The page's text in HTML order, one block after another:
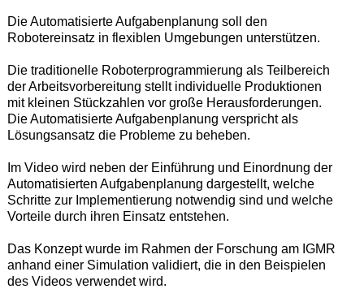
Die Automatisierte Aufgabenplanung soll den
Robotereinsatz in flexiblen Umgebungen unterstützen.
Die traditionelle Roboterprogrammierung als Teilbereich
der Arbeitsvorbereitung stellt individuelle Produktionen
mit kleinen Stückzahlen vor große Herausforderungen.
Die Automatisierte Aufgabenplanung verspricht als
Lösungsansatz die Probleme zu beheben.
Im Video wird neben der Einführung und Einordnung der
Automatisierten Aufgabenplanung dargestellt, welche
Schritte zur Implementierung notwendig sind und welche
Vorteile durch ihren Einsatz entstehen.
Das Konzept wurde im Rahmen der Forschung am IGMR
anhand einer Simulation validiert, die in den Beispielen
des Videos verwendet wird.